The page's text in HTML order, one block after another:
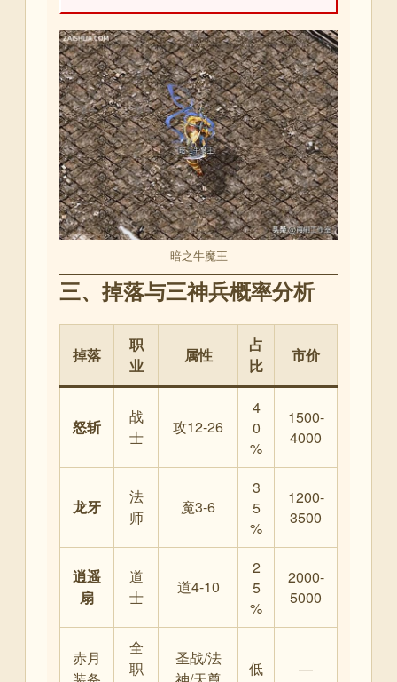
暗之牛魔王
三、掉落与三神兵概率分析
掉落
职
业
属性
占
比
市价
怒斩
战
士
攻12-26
4
0
%
1500-
4000
龙牙
法
师
魔3-6
3
5
%
1200-
3500
逍遥
扇
道
士
道4-10
2
5
%
2000-
5000
赤月
全
职
圣战/法
低 —